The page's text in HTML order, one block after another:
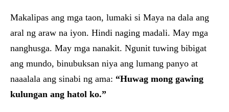
Makalipas ang mga taon, lumaki si Maya na dala ang
aral ng araw na iyon. Hindi naging madali. May mga
nanghusga. May mga nanakit. Ngunit tuwing bibigat
ang mundo, binubuksan niya ang lumang panyo at
naaalala ang sinabi ng ama: “Huwag mong gawing
kulungan ang hatol ko.”